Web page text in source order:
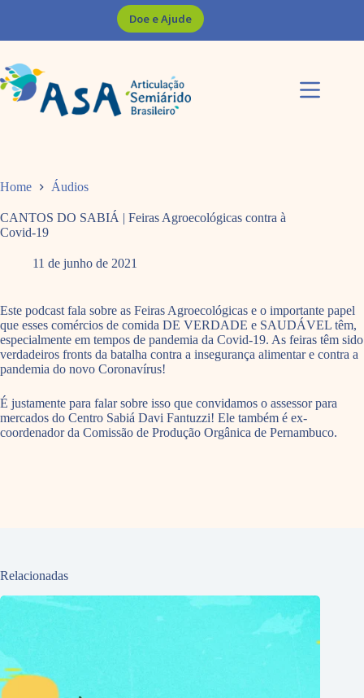
Doe e Ajude
Home Áudios
CANTOS DO SABIÁ | Feiras Agroecológicas contra à
Covid-19
11 de junho de 2021
Este podcast fala sobre as Feiras Agroecológicas e o importante papel
que esses comércios de comida DE VERDADE e SAUDÁVEL têm,
especialmente em tempos de pandemia da Covid-19. As feiras têm sido
verdadeiros fronts da batalha contra a insegurança alimentar e contra a
pandemia do novo Coronavírus!
É justamente para falar sobre isso que convidamos o assessor para
mercados do Centro Sabiá Davi Fantuzzi! Ele também é ex-
coordenador da Comissão de Produção Orgânica de Pernambuco.
Relacionadas